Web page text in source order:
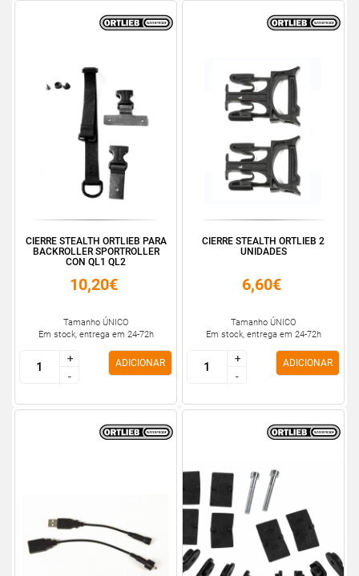
CIERRE STEALTH ORTLIEB PARA
BACKROLLER SPORTROLLER
CON QL1 QL2
10,20€
Tamanho ÚNICO
Em stock, entrega em 24-72h
+
-
+
-
ADICIONAR
CIERRE STEALTH ORTLIEB 2
UNIDADES
6,60€
Tamanho ÚNICO
Em stock, entrega em 24-72h
+
-
+
-
ADICIONAR